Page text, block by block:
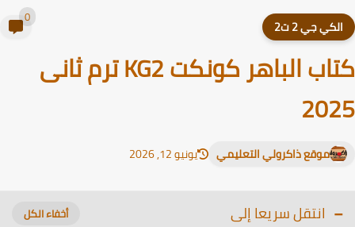
جي 2 ت2
كتاب الباهر كونكت KG2 ترم ثانى
موقع ذاكرولي التعليمي يونيو 12, 2026
انتقل سريعا إلى